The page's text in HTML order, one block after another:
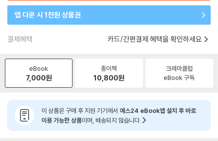
앱 다운 시 1천원 상품권
결제혜택 카드/간편결제 혜택을 확인하세요
eBook
7,000원
종이책
10,800원
크레마클럽
eBook 구독
이 상품은 구매 후 지원 기기에서 예스24 eBook앱 설치 후 바로
이용 가능한 상품이며, 배송되지 않습니다.